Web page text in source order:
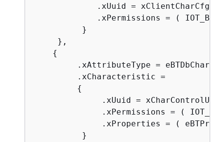
.xUuid =
.xPermissions = (
          }
     },
{
.xAttributeType =
         .xCharacteristic =
{
.xUuid =
.xPermissions = (
.xProperties = (
          }